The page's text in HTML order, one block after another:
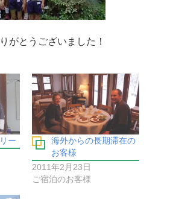
がとうございました！
ー
海外からの長期滞在の
お客様
2011年2月23日
ご宿泊のお客様